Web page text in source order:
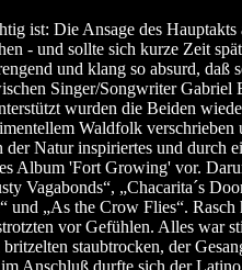
ist: Die Ansage des
- und sollte sich kurze Zeit
und klang so absurd, daß
Singer/Songwriter Gabriel
wurden die Beiden
Waldfolk verschrieben
Natur inspiriertes und durch
Album 'Fort Growing' vor.
Vagabonds“, „Chacarita´s
und „As the Crow Flies“. Rasch
vor Gefühlen. Alles war
staubtrocken, der
Anschluß durfte sich der